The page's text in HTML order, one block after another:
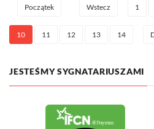
Początek Wstecz 1
10 11 12 13 14
JESTEŚMY SYGNATARIUSZAMI